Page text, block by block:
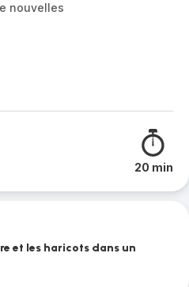
nouvelles
20 min
et les haricots dans un